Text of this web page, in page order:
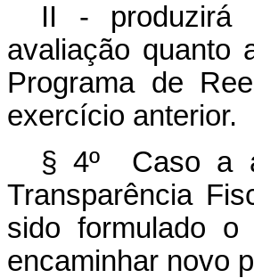
II - produzirá
avaliação quanto
Programa de
exercício anterior.
§ 4º Caso a
Transparência
sido formulado
encaminhar novo